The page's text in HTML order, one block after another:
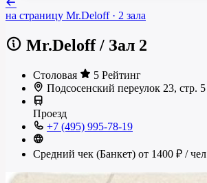
на страницу Mr.Deloff · 2 зала
Mr.Deloff/ Зал 2
Столовая
5 Рейтинг
Подсосенский переулок 23, стр. 5
Проезд
+7 (495) 995-78-19
Средний чек (Банкет) от 1400 ₽ / чел